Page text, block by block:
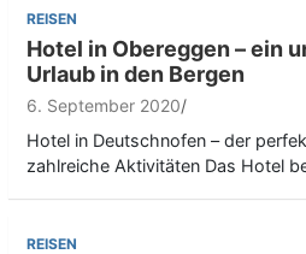
REISEN
Hotel in Obereggen – ein
Urlaub in den Bergen
6. September 2020
Hotel in Deutschnofen – der
zahlreiche Aktivitäten Das Hotel
REISEN